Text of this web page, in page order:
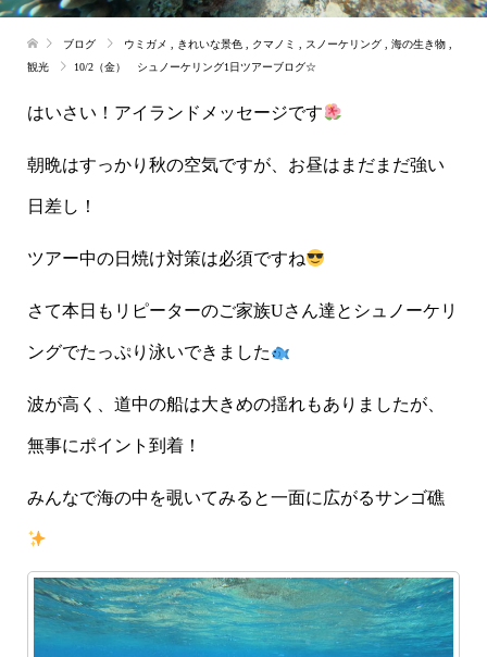
ブログ ウミガメ きれいな景色 クマノミ スノーケリング 海の生き物
観光
10/2（金） シュノーケリング1日ツアーブログ☆
はいさい！アイランドメッセージです
朝晩はすっかり秋の空気ですが、お昼はまだまだ強い
日差し！
ツアー中の日焼け対策は必須ですね
さて本日もリピーターのご家族Uさん達とシュノーケリ
ングでたっぷり泳いできました
波が高く、道中の船は大きめの揺れもありましたが、
無事にポイント到着！
みんなで海の中を覗いてみると一面に広がるサンゴ礁